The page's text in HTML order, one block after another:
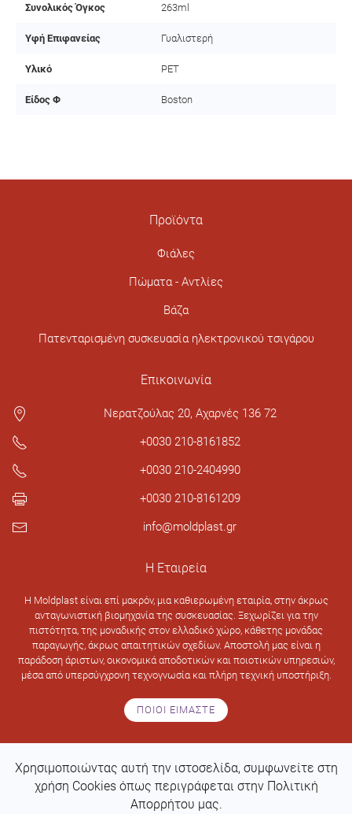
Συνολικός Όγκος 263ml
Υφή Επιφανείας Γυαλιστερή
Υλικό PET
Είδος Φ Boston
Προϊόντα
Φιάλες
Πώματα - Αντλίες
Βάζα
Πατενταρισμένη συσκευασία ηλεκτρονικού τσιγάρου
Επικοινωνία
Νερατζούλας 20, Αχαρνές 136 72
+0030 210-8161852
+0030 210-2404990
+0030 210-8161209
info@moldplast.gr
Η Εταιρεία
H Moldplast είναι επί μακρόν, μια καθιερωμένη εταιρία, στην άκρως
ανταγωνιστική βιομηχανία της συσκευασίας. Ξεχωρίζει για την
πιστότητα, της μοναδικής στον ελλαδικό χώρο, κάθετης μονάδας
παραγωγής, άκρως απαιτητικών σχεδίων. Αποστολή μας είναι η
παράδοση άριστων, οικονομικά αποδοτικών και ποιοτικών υπηρεσιών,
μέσα από υπερσύγχρονη τεχνογνωσία και πλήρη τεχνική υποστήριξη.
ΠΟΙΟΙ ΕΙΜΑΣΤΕ
Design & development by Web Intelligence
Χρησιμοποιώντας αυτή την ιστοσελίδα, συμφωνείτε στη
χρήση Cookies όπως περιγράφεται στην Πολιτική
Απορρήτου μας.